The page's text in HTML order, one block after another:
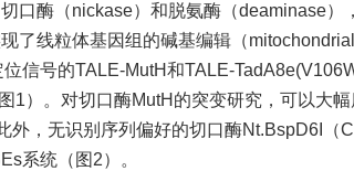
口酶（nickase）和脱氨酶（deaminase）
了线粒体基因组的碱基编辑（
信号的TALE-MutH和TALE-
1）。对切口酶MutH的突变研究，可以大幅
外，无识别序列偏好的切口酶Nt.BspD6I（
系统（图2）。